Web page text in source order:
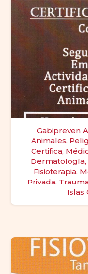
Gabipreven
Animales,
Certifica,
Dermatología,
Fisioterapia,
Privada,
Islas